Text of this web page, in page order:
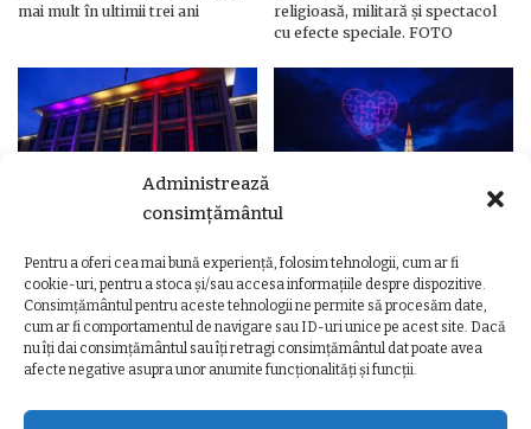
Administrează
consimțământul
Pentru a oferi cea mai bună experiență, folosim tehnologii, cum ar fi
cookie-uri, pentru a stoca și/sau accesa informațiile despre dispozitive.
Consimțământul pentru aceste tehnologii ne permite să procesăm date,
cum ar fi comportamentul de navigare sau ID-uri unice pe acest site. Dacă
nu îți dai consimțământul sau îți retragi consimțământul dat poate avea
afecte negative asupra unor anumite funcționalități și funcții.
mai mult în ultimii trei ani
religioasă, militară și spectacol
cu efecte speciale. FOTO
Ziua Unirii Principatelor Române
– Clădiri și poduri din Cluj,
iluminate în culorile drapelului
Ziua Unirii la Cluj-Napoca.
Programul complet al
evenimentelor